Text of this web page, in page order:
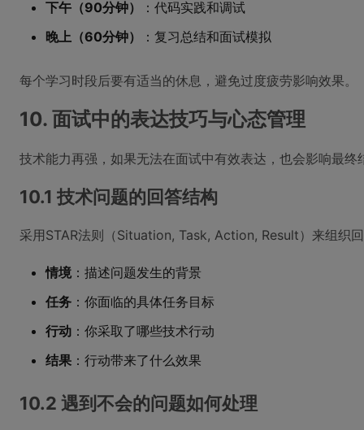
下午（90分钟）
：代码实践和调试
晚上（60分钟）
：复习总结和面试模拟
每个学习时段后要有适当的休息，避免过度疲劳影响效果。
10. 面试中的表达技巧与心态管理
技术能力再强，如果无法在面试中有效表达，也会影响最
10.1 技术问题的回答结构
采用STAR法则（Situation, Task, Action, Result）来组织
情境 ：描述问题发生的背景
任务 ：你面临的具体任务目标
行动 ：你采取了哪些技术行动
结果 ：行动带来了什么效果
10.2 遇到不会的问题如何处理